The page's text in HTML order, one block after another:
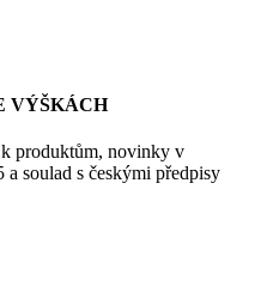
VÝŠKÁCH
produktům, novinky v
soulad s českými předpisy